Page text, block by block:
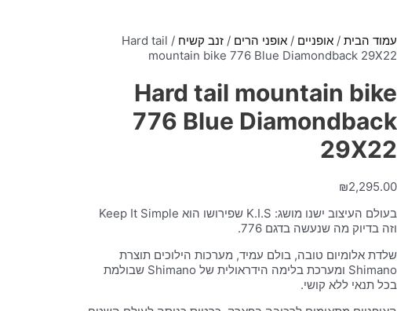
עמוד הבית / אופניים / אופני הרים / זנב קשיח
/ Hard tail
mountain bike 776 Blue Diamondback 29X22
Hard tail mountain bike
776 Blue Diamondback
29X22
₪2,295.00
בעולם העיצוב ישנו מושג: K.I.S שפירושו הוא Keep It Simple
וזה בדיוק מה שנעשה בדגם 776.
שלדת אלומיום טובה, בולם עמיד, מערכות הילוכים תוצרת
Shimano ומערכת בלימה הידראולית של Shimano שבולמת
בכל תנאי ללא קושי.